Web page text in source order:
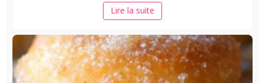
Lire la suite